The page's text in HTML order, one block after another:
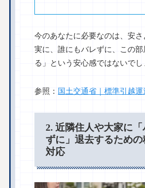
今のあなたに必要なのは、安さ
実に、誰にもバレずに、この
る」という安心感ではないでし
参照： 国土交通省｜標準引越運
2. 近隣住人や大家に「
ずに」退去するための
対応